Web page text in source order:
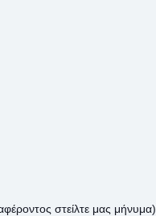
στείλτε μας μήνυμα)